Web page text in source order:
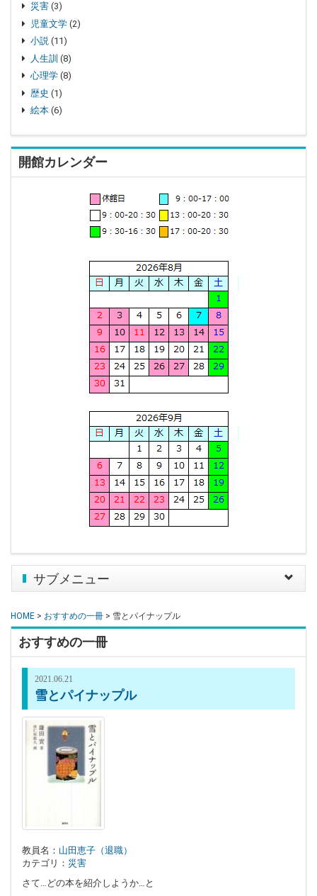
災害(3)
児童文学(2)
小説(11)
人生訓 (8)
心理学(8)
歴史 (1)
絵本(6)
開館カレンダー
Toggle
サブメニュー
HOME > おすすめの一冊 > 雪とパイナップル
おすすめの一冊
2021.06.21
雪とパイナップル
教員名： 山田恵子（退職）
カテゴリ： 災害
さて…どの本を紹介しようか…と